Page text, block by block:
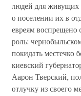
людей для живущих
о поселении их в
евреям воспрещено
роль:
покидать местечко
киевский
Аарон Тверский,
отлучку из своего